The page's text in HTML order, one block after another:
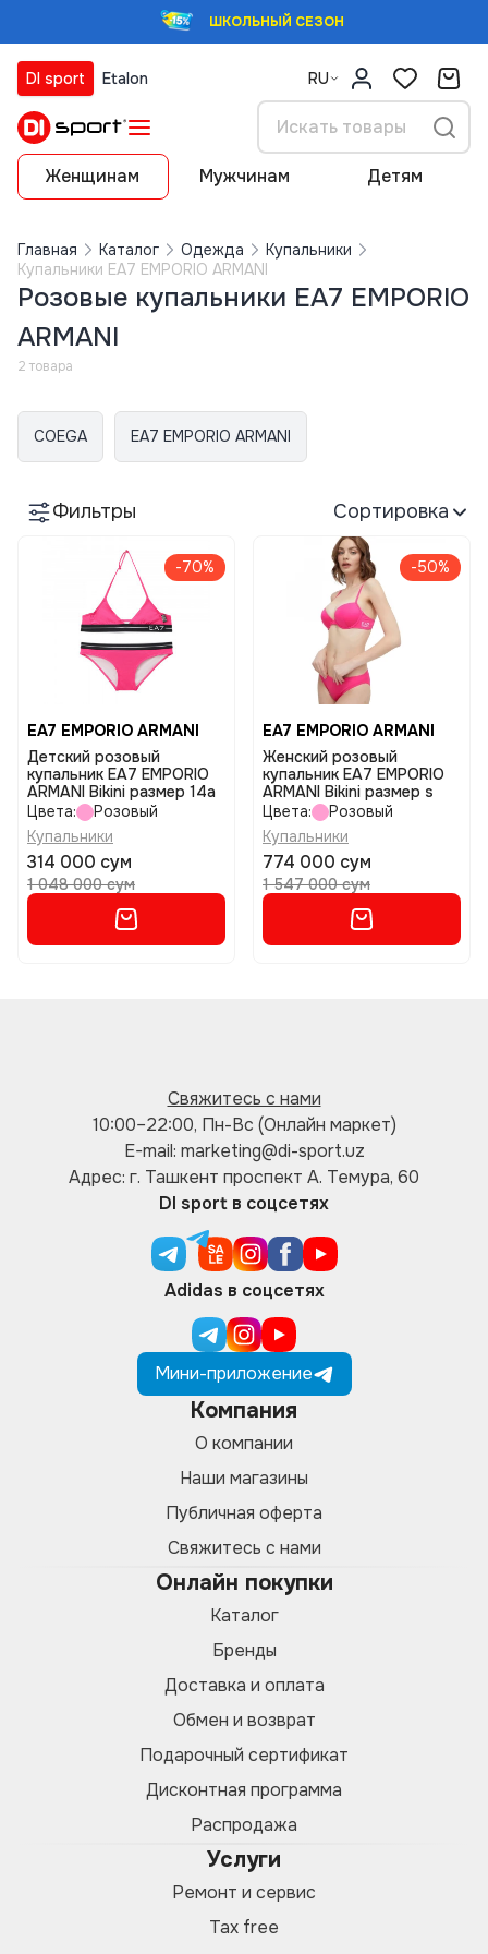
ШКОЛЬНЫЙ СЕЗОН
DI sport Etalon RU
Женщинам Мужчинам Детям
Главная Каталог Одежда
Купальники
Купальники EA7 EMPORIO ARMANI
Розовые купальники EA7 EMPORIO
ARMANI
2 товара
COEGA EA7 EMPORIO ARMANI
Фильтры Сортировка
-70%
EA7 EMPORIO ARMANI
Детский розовый
купальник EA7 EMPORIO
ARMANI Bikini размер 14a
Цвета:
Розовый
Купальники
314 000 сум
1 048 000 сум
-50%
EA7 EMPORIO ARMANI
Женский розовый
купальник EA7 EMPORIO
ARMANI Bikini размер s
Цвета:
Розовый
Купальники
774 000 сум
1 547 000 сум
Свяжитесь с нами
10:00–22:00, Пн-Вс (Онлайн маркет)
E-mail: marketing@di-sport.uz
Адрес: г. Ташкент проспект А. Темура, 60
DI sport в соцсетях
Adidas в соцсетях
Мини-приложение
Компания
О компании
Наши магазины
Публичная оферта
Свяжитесь с нами
Онлайн покупки
Каталог
Бренды
Доставка и оплата
Обмен и возврат
Подарочный сертификат
Дисконтная программа
Распродажа
Услуги
Ремонт и сервис
Tax free